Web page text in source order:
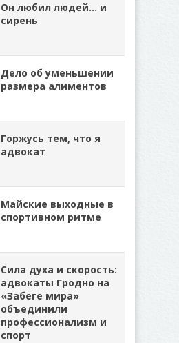
Он любил людей… и
сирень
Дело об уменьшении
размера алиментов
Горжусь тем, что я
адвокат
Майские выходные в
спортивном ритме
Сила духа и скорость:
адвокаты Гродно на
«Забеге мира»
объединили
профессионализм и
спорт